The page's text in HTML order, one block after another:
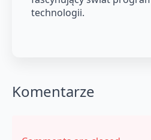
technologii.
Komentarze